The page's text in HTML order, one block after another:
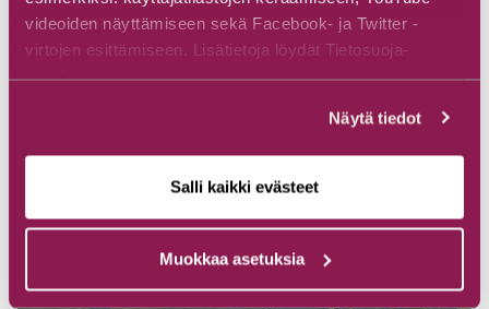
videoiden näyttämiseen sekä Facebook- ja Twitter -
virtojen esittämiseen. Lisätietoja löydät Tietosuoja-
sivuiltamme.
Näytä tiedot
Salli kaikki evästeet
Muokkaa asetuksia